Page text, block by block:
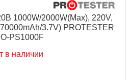
1000W/2000W(Max), 220V,
3.7V) PROTESTER
PS1000F
в наличии